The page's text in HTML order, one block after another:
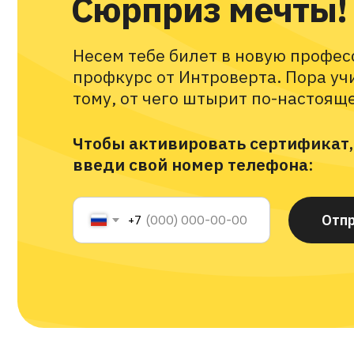
+7 Отправить
Чтобы активировать сертификат,
введи свой номер телефона:
Несем тебе билет в новую профессию
профкурс от Интроверта. Пора учиться
тому, от чего штырит по-настоящему!